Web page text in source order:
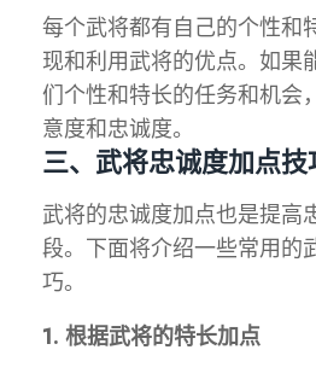
每个武将都有自己的个性和
现和利用武将的优点。如果
们个性和特长的任务和机会
意度和忠诚度。
三、武将忠诚度加点技
武将的忠诚度加点也是提高
段。下面将介绍一些常用的
巧。
1. 根据武将的特长加点